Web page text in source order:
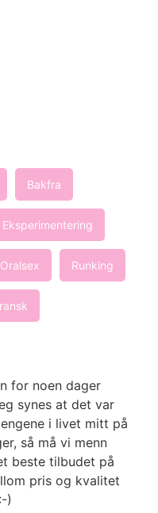
Bakfra
Eksperimentering
Oralsex Runking
for noen dager
synes at det var
i livet mitt på
så må vi menn
beste tilbudet på
pris og kvalitet
)